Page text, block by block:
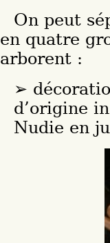
On peut séparer les nombreux costumes indiens
en quatre
arborent :
d’origine
Nudie en